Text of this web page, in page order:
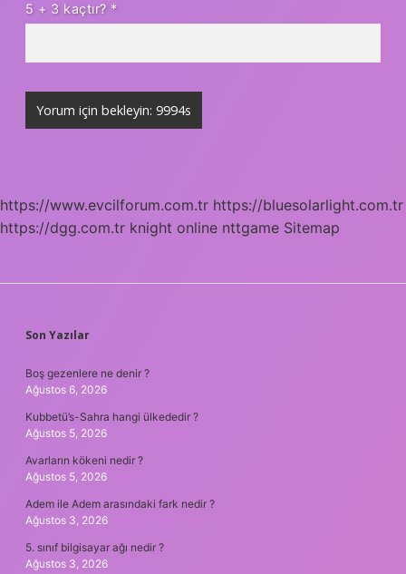
5 + 3 kaçtır? *
https://www.evcilforum.com.tr https://bluesolarlight.com.tr
https://dgg.com.tr knight online nttgame Sitemap
SIDEBAR
Son Yazılar
Boş gezenlere ne denir ?
Ağustos 6, 2026
Kubbetü’s-Sahra hangi ülkededir ?
Ağustos 5, 2026
Avarların kökeni nedir ?
Ağustos 5, 2026
Adem ile Adem arasındaki fark nedir ?
Ağustos 3, 2026
5. sınıf bilgisayar ağı nedir ?
Ağustos 3, 2026